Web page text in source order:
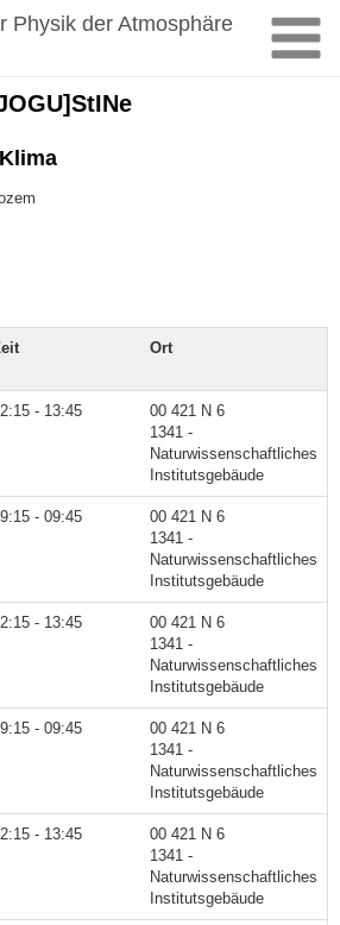
Physik der Atmosphäre
Ort
- 13:45
00 421 N 6
1341 -
Naturwissenschaftliches
Institutsgebäude
- 09:45
00 421 N 6
1341 -
Naturwissenschaftliches
Institutsgebäude
- 13:45
00 421 N 6
1341 -
Naturwissenschaftliches
Institutsgebäude
- 09:45
00 421 N 6
1341 -
Naturwissenschaftliches
Institutsgebäude
- 13:45
00 421 N 6
1341 -
Naturwissenschaftliches
Institutsgebäude